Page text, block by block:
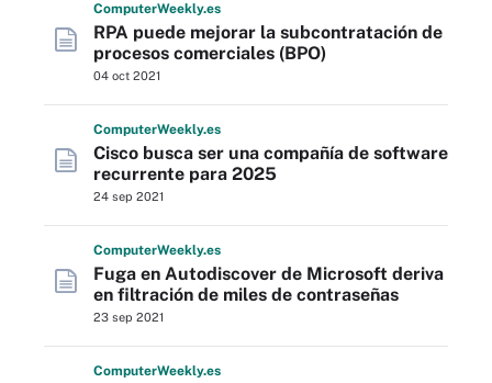
ComputerWeekly.es
RPA puede mejorar la subcontratación de
procesos comerciales (BPO)
04 oct 2021
ComputerWeekly.es
Cisco busca ser una compañía de software
recurrente para 2025
24 sep 2021
ComputerWeekly.es
Fuga en Autodiscover de Microsoft deriva
en filtración de miles de contraseñas
23 sep 2021
ComputerWeekly.es